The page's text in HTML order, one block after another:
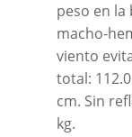
peso en la
macho-
viento
total:
cm. Sin
kg.